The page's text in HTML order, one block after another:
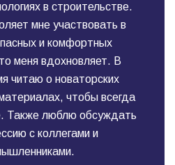
в строительстве.
мне участвовать в
и комфортных
меня вдохновляет. В
читаю о новаторских
чтобы всегда
Также люблю обсуждать
с коллегами и